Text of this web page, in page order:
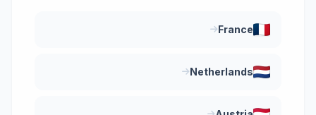
France
Netherlands